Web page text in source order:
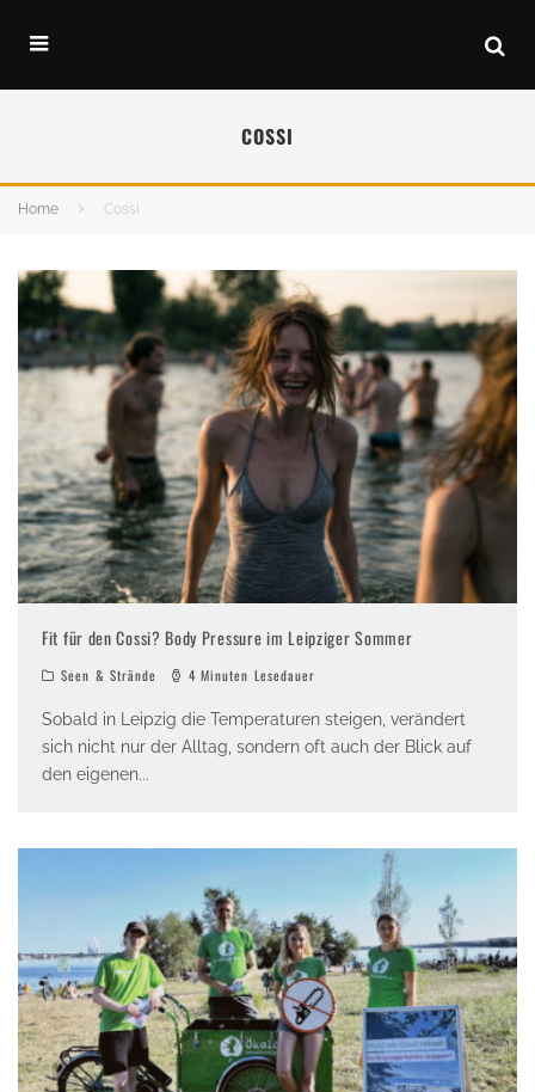
COSSI
Home Cossi
Fit für den Cossi? Body Pressure im Leipziger Sommer
Seen & Strände 4 Minuten Lesedauer
Sobald in Leipzig die Temperaturen steigen, verändert
sich nicht nur der Alltag, sondern oft auch der Blick auf
den eigenen...